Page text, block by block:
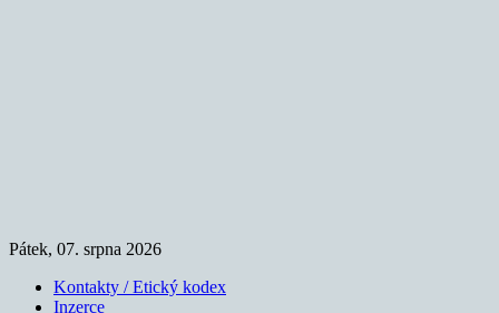
Pátek, 07. srpna 2026
Kontakty / Etický kodex
Inzerce